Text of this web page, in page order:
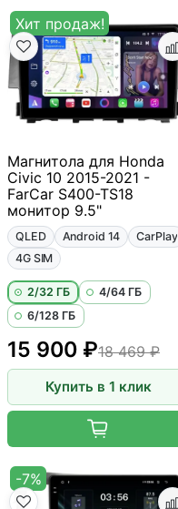
Хит продаж!
Магнитола для Honda
Civic 10 2015-2021 -
FarCar S400-TS18
монитор 9.5"
QLED Android 14
CarPlay
4G SIM
2/32 ГБ
4/64 ГБ
6/128 ГБ
15 900 ₽18 469 ₽
Купить в 1 клик
-7%